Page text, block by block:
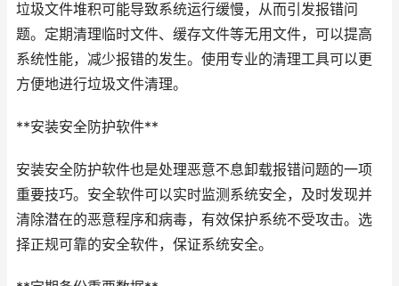
垃圾文件堆积可能导致系统运行缓慢，从而引发报错问
题。定期清理临时文件、缓存文件等无用文件，可以提高
系统性能，减少报错的发生。使用专业的清理工具可以更
方便地进行垃圾文件清理。
**安装安全防护软件**
安装安全防护软件也是处理恶意不息卸载报错问题的一项
重要技巧。安全软件可以实时监测系统安全，及时发现并
清除潜在的恶意程序和病毒，有效保护系统不受攻击。选
择正规可靠的安全软件，保证系统安全。